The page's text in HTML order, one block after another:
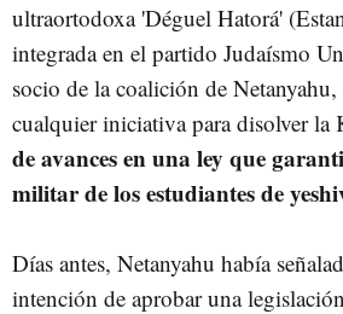
ultraortodoxa 'Déguel Hatorá'
integrada en el partido Judaísmo
socio de la coalición de
cualquier iniciativa para disolver la
de avances en una ley que
militar de los estudiantes de
Días antes, Netanyahu había
intención de aprobar una